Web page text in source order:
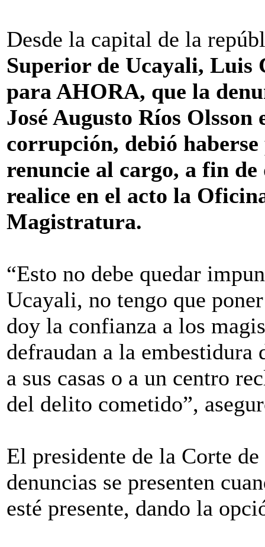
Desde la capital de la
Superior de Ucayali, Luis
para AHORA, que la
José Augusto Ríos Olsson
corrupción, debió haberse
renuncie al cargo, a fin de
realice en el acto la
Magistratura.
“Esto no debe quedar
Ucayali, no tengo que
doy la confianza a los
defraudan a la
a sus casas o a un centro
del delito cometido”,
El presidente de la Corte
denuncias se presenten
esté presente, dando la